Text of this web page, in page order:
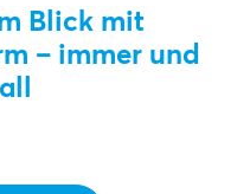
Blick mit
– immer und